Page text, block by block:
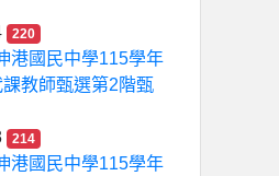
220
港國民中學115學年
教師甄選第2階甄
214
港國民中學115學年